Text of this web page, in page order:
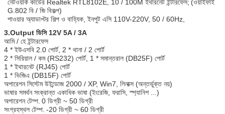
নেটওয়ার্ক কার্ডের Realtek RTL8102E, 10 / 100M ইথারনেট ইন্টারফেস; (ওয়াইফাই
G.802 বি / জি বিকল্প)
পাওয়ার অ্যাডাপ্টর শিল্প ও বাহ্যিক, ইনপুট এসি 110V-220V, 50 / 60Hz,
3.Output ডিসি 12V 5A / 3A
আমি / হে ইন্টারফেস
4 * ইউএসবি 2.0 পোর্ট, 2 * থানা / 2 পোর্ট
2 * সিরিয়াল / কম (RS232) পোর্ট, 1 * সমান্তরাল (DB25F) পোর্ট
1 * ইথারনেট (RJ45) পোর্ট
1 * ভিজিএ (DB15F) পোর্ট
অপারেশন সিস্টেম উইন্ডোজ 2000 / XP, Win7, লিনাক্স (অন্তর্ভুক্ত নয়)
ভাষার সমর্থন সংক্রান্ত একাধিক ভাষা (ইংরেজি, ফরাসি, স্প্যানিশ ...)
অপারেশন টেম্প. 0 ডিগ্রী ~ 50 ডিগ্রী
সংগ্রহস্থল টেম্প. -20 ডিগ্রী ~ 60 ডিগ্রী